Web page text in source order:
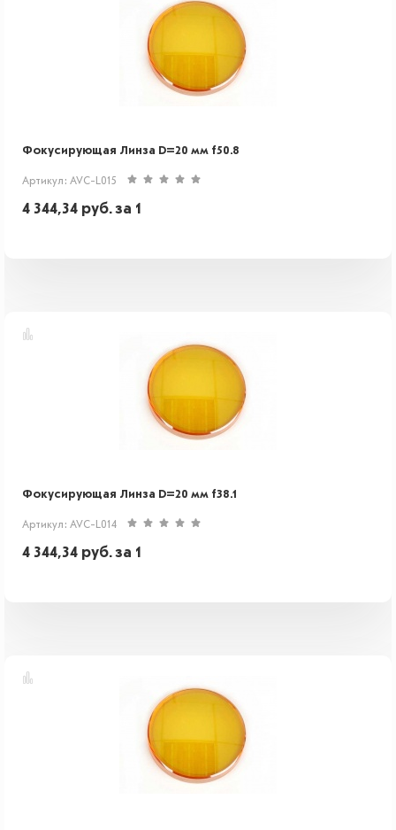
Фокусирующая Линза D=20 мм f50.8
Артикул: AVC-L015
4 344,34 руб.за 1
Фокусирующая Линза D=20 мм f38.1
Артикул: AVC-L014
4 344,34 руб.за 1